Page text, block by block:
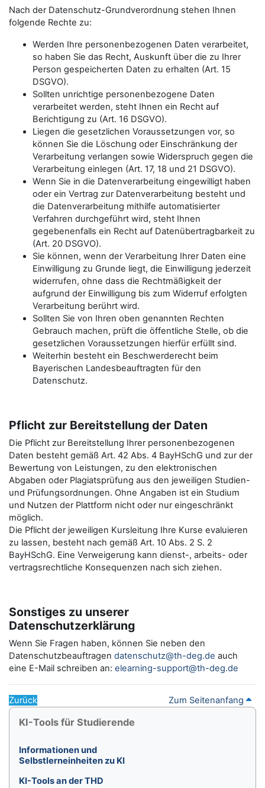
Nach der Datenschutz-Grundverordnung stehen Ihnen
folgende Rechte zu:
Werden Ihre personenbezogenen Daten verarbeitet,
so haben Sie das Recht, Auskunft über die zu Ihrer
Person gespeicherten Daten zu erhalten (Art. 15
DSGVO).
Sollten unrichtige personenbezogene Daten
verarbeitet werden, steht Ihnen ein Recht auf
Berichtigung zu (Art. 16 DSGVO).
Liegen die gesetzlichen Voraussetzungen vor, so
können Sie die Löschung oder Einschränkung der
Verarbeitung verlangen sowie Widerspruch gegen die
Verarbeitung einlegen (Art. 17, 18 und 21 DSGVO).
Wenn Sie in die Datenverarbeitung eingewilligt haben
oder ein Vertrag zur Datenverarbeitung besteht und
die Datenverarbeitung mithilfe automatisierter
Verfahren durchgeführt wird, steht Ihnen
gegebenenfalls ein Recht auf Datenübertragbarkeit zu
(Art. 20 DSGVO).
Sie können, wenn der Verarbeitung Ihrer Daten eine
Einwilligung zu Grunde liegt, die Einwilligung jederzeit
widerrufen, ohne dass die Rechtmäßigkeit der
aufgrund der Einwilligung bis zum Widerruf erfolgten
Verarbeitung berührt wird.
Sollten Sie von Ihren oben genannten Rechten
Gebrauch machen, prüft die öffentliche Stelle, ob die
gesetzlichen Voraussetzungen hierfür erfüllt sind.
Weiterhin besteht ein Beschwerderecht beim
Bayerischen Landesbeauftragten für den
Datenschutz.
Pflicht zur Bereitstellung der Daten
Die Pflicht zur Bereitstellung Ihrer personenbezogenen
Daten besteht gemäß Art. 42 Abs. 4 BayHSchG und zur der
Bewertung von Leistungen, zu den elektronischen
Abgaben oder Plagiatsprüfung aus den jeweiligen Studien-
und Prüfungsordnungen. Ohne Angaben ist ein Studium
und Nutzen der Plattform nicht oder nur eingeschränkt
möglich.
Die Pflicht der jeweiligen Kursleitung Ihre Kurse evaluieren
zu lassen, besteht nach gemäß Art. 10 Abs. 2 S. 2
BayHSchG. Eine Verweigerung kann dienst-, arbeits- oder
vertragsrechtliche Konsequenzen nach sich ziehen.
Sonstiges zu unserer
Datenschutzerklärung
Wenn Sie Fragen haben, können Sie neben den
Datenschutzbeauftragen datenschutz@th-deg.de auch
eine E-Mail schreiben an: elearning-support@th-deg.de
Zurück Zum Seitenanfang
Blöcke
KI-Tools für Studierende überspringen
KI-Tools für Studierende
Informationen und
Selbstlerneinheiten zu KI
KI-Tools an der THD